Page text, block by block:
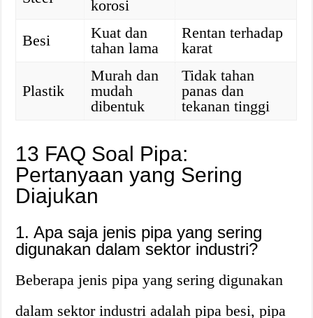
korosi
Besi
Kuat dan
tahan lama
Rentan terhadap
karat
Plastik
Murah dan
mudah
dibentuk
Tidak tahan
panas dan
tekanan tinggi
13 FAQ Soal Pipa:
Pertanyaan yang Sering
Diajukan
1. Apa saja jenis pipa yang sering
digunakan dalam sektor industri?
Beberapa jenis pipa yang sering digunakan
dalam sektor industri adalah pipa besi, pipa